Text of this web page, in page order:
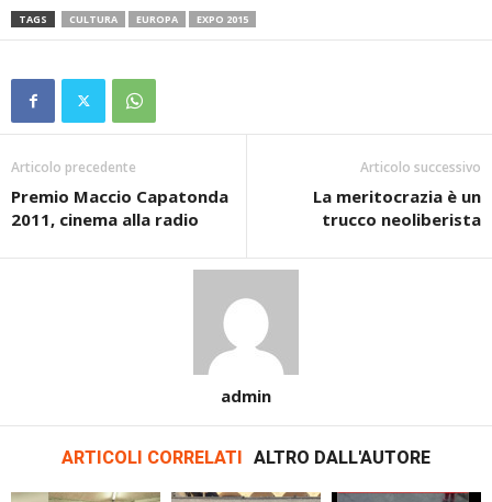
TAGS CULTURA EUROPA EXPO 2015
Articolo precedente
Premio Maccio Capatonda
2011, cinema alla radio
Articolo successivo
La meritocrazia è un
trucco neoliberista
admin
ARTICOLI CORRELATI ALTRO DALL'AUTORE